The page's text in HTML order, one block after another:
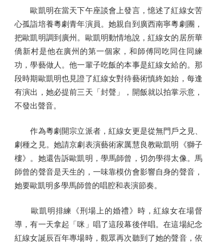
歐凱明在當天下午座談會上發言，憶述了紅線女苦
心孤詣培養粵劇青年演員。她親自到廣西南寧粵劇團，
把歐凱明調到廣州。歐凱明動情地說，紅線女的居所華
僑新村是他在廣州的第一個家，和師傅同吃同住同練
功，學藝做人。他一輩子吃飯的本事是紅線女給的。那
段時期歐凱明也見證了紅線女對待藝術慎終如始，每逢
有演出，她必提前三天「封聲」，開飯就以拍掌示意，
不發出聲音。
作為粵劇開宗立派者，紅線女更是從無門戶之見、
劇種之見。她請京劇表演藝術家厲慧良教歐凱明《獅子
樓》。她還告訴歐凱明，學馬師曾，切勿學得太像。馬
師曾的聲音是天生的，一味靠模仿會影響自身的聲音，
她要歐凱明多學馬師曾的唱腔和表演節奏。
歐凱明排練《刑場上的婚禮》時，紅線女在場督
導，有一天拿起「咪」唱了這段幕後伴唱。在這場紀念
紅線女誕辰百年專場時，觀眾再次聽到了她的聲音，依